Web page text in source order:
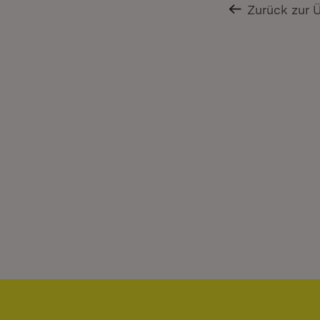
Zurück zur